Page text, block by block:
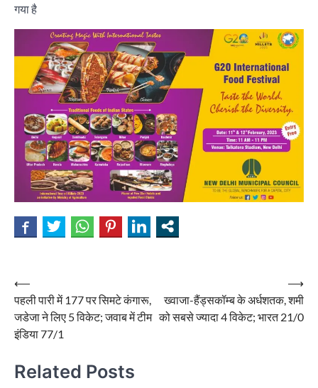
गया है
Post
navigation
⟵
पहली पारी में 177 पर सिमटे कंगारू,
जडेजा ने लिए 5 विकेट; जवाब में टीम
इंडिया 77/1
ख्वाजा-हैंड्सकॉम्ब के अर्धशतक, शमी
को सबसे ज्यादा 4 विकेट; भारत 21/0
⟶
Related Posts